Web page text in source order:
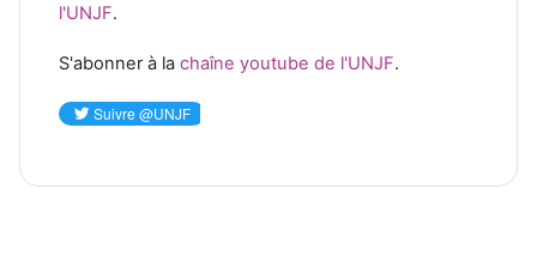
l'UNJF.
S'abonner à la chaîne youtube de l'UNJF.